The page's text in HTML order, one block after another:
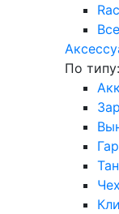
По типу: